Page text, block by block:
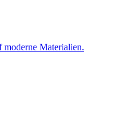
Materialien.